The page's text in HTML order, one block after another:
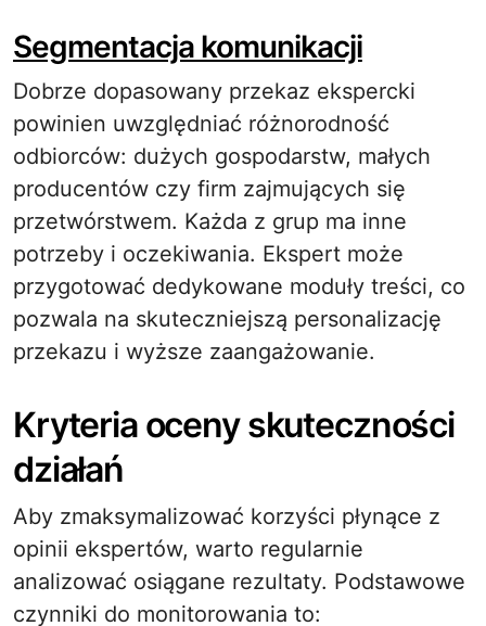
Segmentacja komunikacji
Dobrze dopasowany przekaz ekspercki
powinien uwzględniać różnorodność
odbiorców: dużych gospodarstw, małych
producentów czy firm zajmujących się
przetwórstwem. Każda z grup ma inne
potrzeby i oczekiwania. Ekspert może
przygotować dedykowane moduły treści, co
pozwala na skuteczniejszą personalizację
przekazu i wyższe zaangażowanie.
Kryteria oceny skuteczności
działań
Aby zmaksymalizować korzyści płynące z
opinii ekspertów, warto regularnie
analizować osiągane rezultaty. Podstawowe
czynniki do monitorowania to: